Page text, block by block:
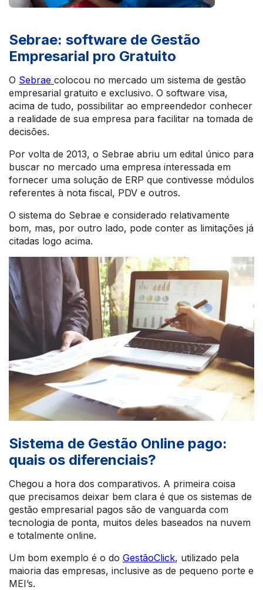
Sebrae: software de Gestão
Empresarial pro Gratuito
O Sebrae colocou no mercado um sistema de gestão
empresarial gratuito e exclusivo. O software visa,
acima de tudo, possibilitar ao empreendedor conhecer
a realidade de sua empresa para facilitar na tomada de
decisões.
Por volta de 2013, o Sebrae abriu um edital único para
buscar no mercado uma empresa interessada em
fornecer uma solução de ERP que contivesse módulos
referentes à nota fiscal, PDV e outros.
O sistema do Sebrae e considerado relativamente
bom, mas, por outro lado, pode conter as limitações já
citadas logo acima.
Sistema de Gestão Online pago:
quais os diferenciais?
Chegou a hora dos comparativos. A primeira coisa
que precisamos deixar bem clara é que os sistemas de
gestão empresarial pagos são de vanguarda com
tecnologia de ponta, muitos deles baseados na nuvem
e totalmente online.
Um bom exemplo é o do GestãoClick, utilizado pela
maioria das empresas, inclusive as de pequeno porte e
MEI’s.